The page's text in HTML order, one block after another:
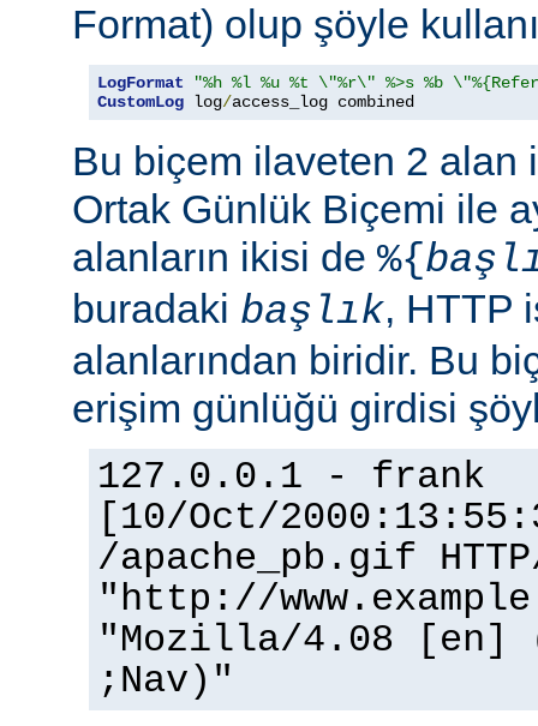
Format) olup şöyle
LogFormat
"%h %l %u %t \"%r\" %>s %b
CustomLog log/access_log combined
Bu biçem ilaveten 2 alan
Ortak Günlük Biçemi ile
alanların ikisi de %{
buradaki başlık, HTTP
alanlarından biridir. Bu
erişim günlüğü girdisi
127.0.0.1 - frank
[10/Oct/
/apache_pb.gif
"http://
"Mozilla/4.08 [en]
;Nav)"